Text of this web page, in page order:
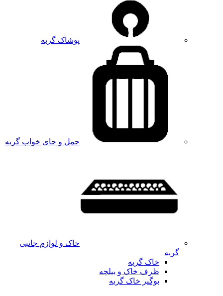
پوشاک گربه
حمل و جای خواب گربه
خاک و لوازم جانبی
گربه
خاک گربه
ظرف خاک و بیلچه
بوگیر خاک گربه